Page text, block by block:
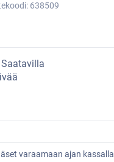
638509
Saatavilla
varaamaan ajan kassalla